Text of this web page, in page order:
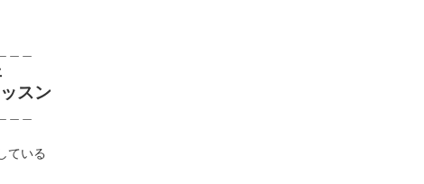
スン
ている